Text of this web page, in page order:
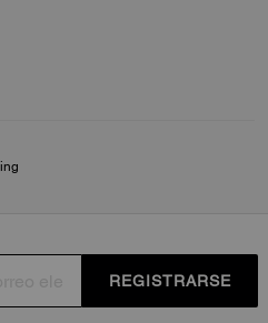
REGISTRARSE